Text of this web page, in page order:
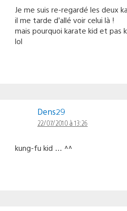
Je me suis re-regardé les deux
il me tarde d’allé voir celui là !
mais pourquoi karate kid et pas
lol
Dens29
22/07/2010 à 13:26
kung-fu kid … ^^